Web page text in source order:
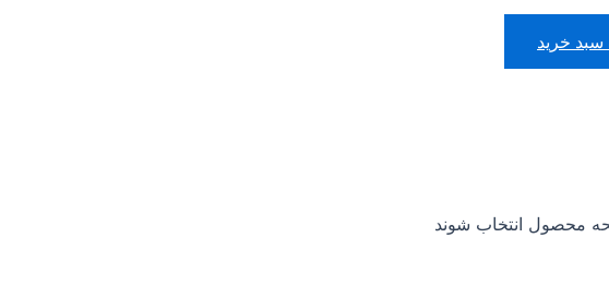
سبد خرید
محصول انتخاب شوند